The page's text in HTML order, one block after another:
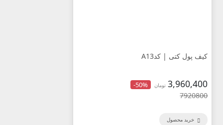
کیف پول کتی | کدA13
3,960,400 تومان -50%
7920800
خرید محصول